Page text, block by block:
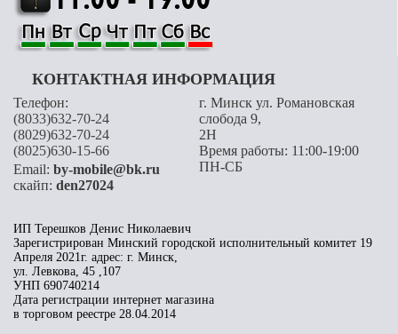
КОНТАКТНАЯ ИНФОРМАЦИЯ
Телефон:
(8033)632-70-24
(8029)632-70-24
(8025)630-15-66
Email: by-mobile@bk.ru
скайп: den27024
г. Минск ул. Романовская
слобода 9,
2H
Время работы: 11:00-19:00
ПН-СБ
ИП Терешков Денис Николаевич
Зарегистрирован Минский городской исполнительный комитет 19
Апреля 2021г. адрес: г. Минск,
ул. Левкова, 45 ,107
УНП 690740214
Дата регистрации интернет магазина
в торговом реестре 28.04.2014